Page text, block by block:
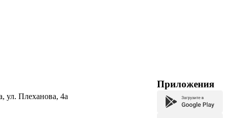
ул. Плеханова, 4а
Приложения